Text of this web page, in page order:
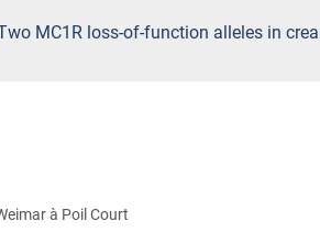
MC1R loss-of-function alleles in
à Poil Court